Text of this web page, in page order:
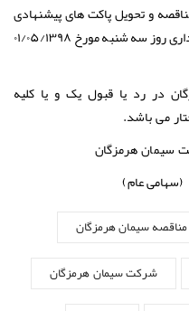
و تحویل پاکت های پیشنهادی
حداکثر تا پایان وقت اداری روز سه شنبه مورخ ۰۱/۰۵/۱۳۹۸
در رد یا قبول یک و یا کلیه
می باشد.
سیمان هرمزگان
(سهامی عام)
مناقصه سیمان هرمزگان
شرکت سیمان هرمزگان